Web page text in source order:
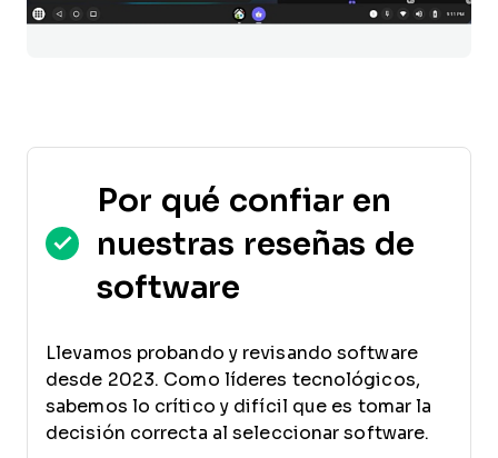
Por qué confiar en
nuestras reseñas de
software
Llevamos probando y revisando software
desde 2023. Como líderes tecnológicos,
sabemos lo crítico y difícil que es tomar la
decisión correcta al seleccionar software.